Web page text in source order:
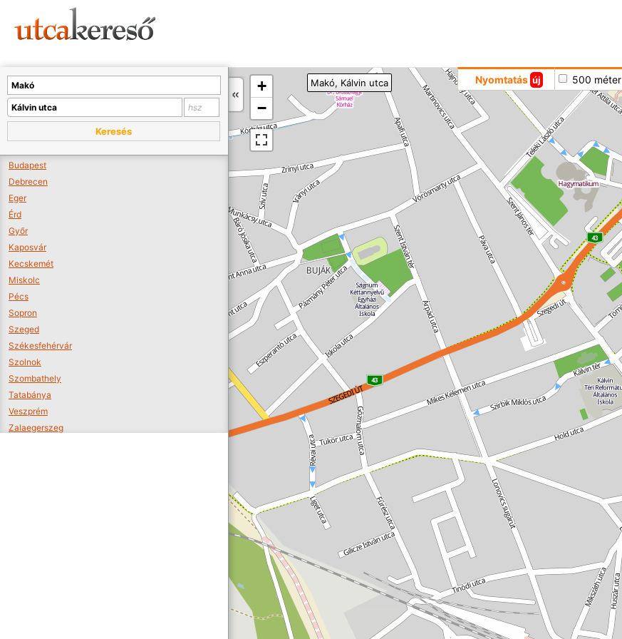
+
−
Nyomtatás új 500 méter
Makó, Kálvin utca
Keresés
Budapest
Debrecen
Eger
Érd
Győr
Kaposvár
Kecskemét
Miskolc
Pécs
Sopron
Szeged
Székesfehérvár
Szolnok
Szombathely
Tatabánya
Veszprém
Zalaegerszeg
A térképet kicsinyíteni kell, hogy látszódjanak a boltok.
Boltok látszódjanak >>